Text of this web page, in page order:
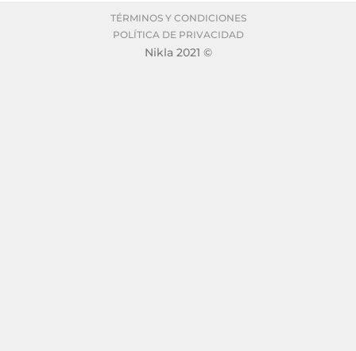
TÉRMINOS Y CONDICIONES
POLÍTICA DE PRIVACIDAD
Nikla 2021 ©